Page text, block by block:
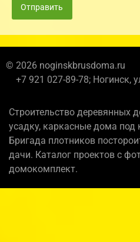
Отправить
© 2026 noginskbrusdoma.ru
+7 921 027-89-78; Ногинск,
Строительство деревянных
усадку, каркасные дома
Бригада плотников
дачи. Каталог проектов с
домокомплект.